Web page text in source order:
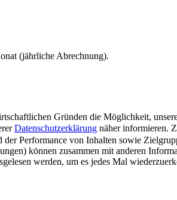
(jährliche Abrechnung).
Gründen die Möglichkeit,
Datenschutzerklärung näher informieren.
Performance von Inhalten sowie
können zusammen mit anderen
werden, um es jedes Mal